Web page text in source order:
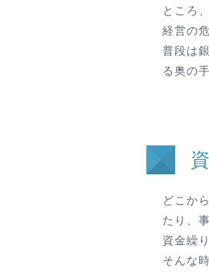
ところ
経営の
普段は
る奥の
どこか
たり、
資金繰
そんな